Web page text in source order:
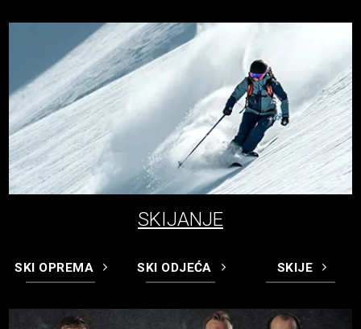
SKIJANJE
SKI OPREMA SKI ODJEĆA SKIJE